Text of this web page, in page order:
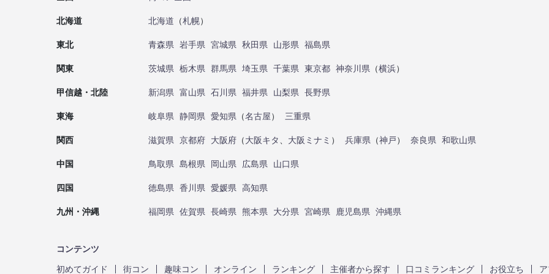
北海道 北海道 （札幌）
東北 青森県 岩手県 宮城県 秋田県 山形県 福島県
関東 茨城県 栃木県 群馬県 埼玉県 千葉県 東京都 神奈川県 （横浜）
甲信越・北陸 新潟県 富山県 石川県 福井県 山梨県 長野県
東海 岐阜県 静岡県 愛知県 （名古屋） 三重県
関西 滋賀県 京都府 大阪府 （大阪キタ 大阪ミナミ ） 兵庫県 （神戸） 奈良県 和歌山県
中国 鳥取県 島根県 岡山県 広島県 山口県
四国 徳島県 香川県 愛媛県 高知県
九州・沖縄 福岡県 佐賀県 長崎県 熊本県 大分県 宮崎県 鹿児島県 沖縄県
コンテンツ
初めてガイド
街コン 趣味コン オンライン ランキング 主催者から探す 口コミランキング お役立ち